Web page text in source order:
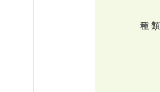
種 類